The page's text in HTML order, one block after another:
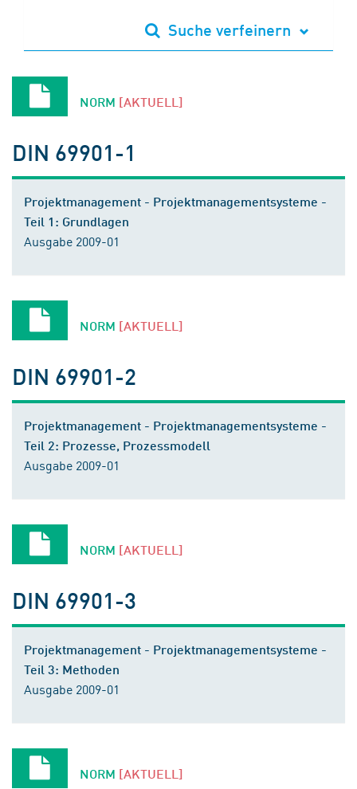
Suche verfeinern
NORM [AKTUELL]
DIN 69901-1
Projektmanagement - Projektmanagementsysteme -
Teil 1: Grundlagen
Ausgabe 2009-01
NORM [AKTUELL]
DIN 69901-2
Projektmanagement - Projektmanagementsysteme -
Teil 2: Prozesse, Prozessmodell
Ausgabe 2009-01
NORM [AKTUELL]
DIN 69901-3
Projektmanagement - Projektmanagementsysteme -
Teil 3: Methoden
Ausgabe 2009-01
NORM [AKTUELL]